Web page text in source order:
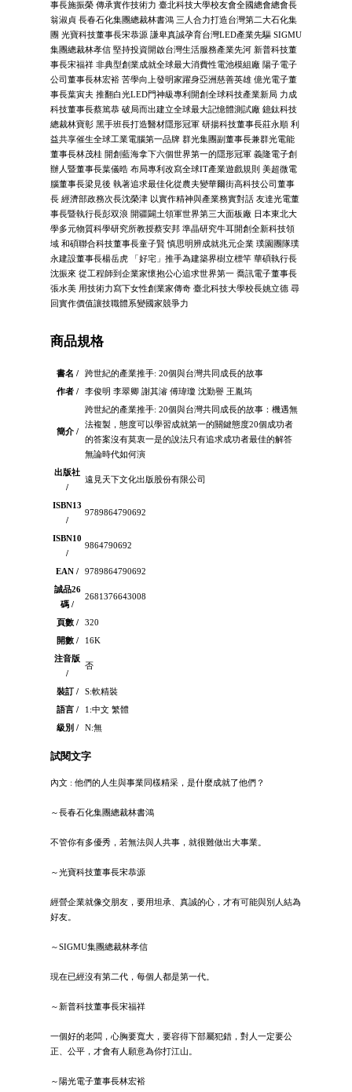
事長施振榮 傳承實作技術力 臺北科技大學校友會全國總會總會長
翁淑貞 長春石化集團總裁林書鴻 三人合力打造台灣第二大石化集
團 光寶科技董事長宋恭源 謙卑真誠孕育台灣LED產業先驅 SIGMU
集團總裁林孝信 堅持投資開啟台灣生活服務產業先河 新普科技董
事長宋福祥 非典型創業成就全球最大消費性電池模組廠 陽子電子
公司董事長林宏裕 苦學向上發明家躍身亞洲慈善英雄 億光電子董
事長葉寅夫 推翻白光LED門神級專利開創全球科技產業新局 力成
科技董事長蔡篤恭 破局而出建立全球最大記憶體測試廠 鐿鈦科技
總裁林寶彰 黑手班長打造醫材隱形冠軍 研揚科技董事長莊永順 利
益共享催生全球工業電腦第一品牌 群光集團副董事長兼群光電能
董事長林茂桂 開創藍海拿下六個世界第一的隱形冠軍 義隆電子創
辦人暨董事長葉儀晧 布局專利改寫全球IT產業遊戲規則 美超微電
腦董事長梁見後 執著追求最佳化從農夫變華爾街高科技公司董事
長 經濟部政務次長沈榮津 以實作精神與產業務實對話 友達光電董
事長暨執行長彭双浪 開疆闢土領軍世界第三大面板廠 日本東北大
學多元物質科學研究所教授蔡安邦 準晶研究牛耳開創全新科技領
域 和碩聯合科技董事長童子賢 慎思明辨成就兆元企業 璞園團隊璞
永建設董事長楊岳虎 「好宅」推手為建築界樹立標竿 華碩執行長
沈振來 從工程師到企業家懷抱公心追求世界第一 喬訊電子董事長
張水美 用技術力寫下女性創業家傳奇 臺北科技大學校長姚立德 尋
回實作價值讓技職體系變國家競爭力
商品規格
書名 /
跨世紀的產業推手: 20個與台灣共同成長的故事
作者 /
李俊明 李翠卿 謝其濬 傅瑋瓊 沈勤譽 王胤筠
簡介 /
跨世紀的產業推手: 20個與台灣共同成長的故事：機遇無
法複製，態度可以學習成就第一的關鍵態度20個成功者
的答案沒有莫衷一是的說法只有追求成功者最佳的解答
無論時代如何演
出版社
/
遠見天下文化出版股份有限公司
ISBN13
/
9789864790692
ISBN10
/
9864790692
EAN /
9789864790692
誠品26
碼 /
2681376643008
頁數 /
320
開數 /
16K
注音版
/
否
裝訂 /
S:軟精裝
語言 /
1:中文 繁體
級別 /
N:無
試閱文字
內文 : 他們的人生與事業同樣精采，是什麼成就了他們？
～長春石化集團總裁林書鴻
不管你有多優秀，若無法與人共事，就很難做出大事業。
～光寶科技董事長宋恭源
經營企業就像交朋友，要用坦承、真誠的心，才有可能與別人結為
好友。
～SIGMU集團總裁林孝信
現在已經沒有第二代，每個人都是第一代。
～新普科技董事長宋福祥
一個好的老闆，心胸要寬大，要容得下部屬犯錯，對人一定要公
正、公平，才會有人願意為你打江山。
～陽光電子董事長林宏裕